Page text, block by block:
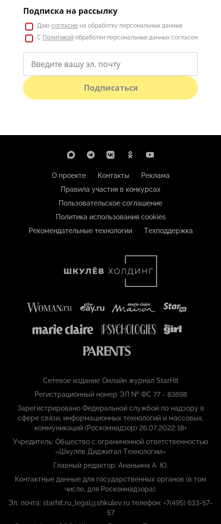
Подписка на рассылку
Даю согласие на обработку персональных данных
С Политикой обработки персональных данных согласен
Подписаться
О проекте Контакты
Реклама
Правила участия в конкурсах
Пользовательское соглашение
Политика использования cookies
Рекомендательные технологии
Техподдержка
Сетевое издание Онлайн журнал StarHit
Регистрационный номер ЭЛ № ФС 77 - 83698
Зарегистрировано Федеральной службой по надзору в
сфере связи, информационных технологий и массовых,
коммуникаций (Роскомнадзор) 26.07.2022 18+
Учредитель: Общество с ограниченной ответственностью
«Шкулёв Диджитал Технологии»
Главный редактор: Ананьина А. Ю.
Контактные данные для государственных органов (в том
числе, для Роскомнадзора):
Эл. почта: starhit.ru_legal@shkulev.ru телефон: +7(495) 633-57-
57